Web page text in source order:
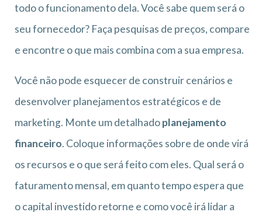
todo o funcionamento dela. Você sabe quem será o
seu fornecedor? Faça pesquisas de preços, compare
e encontre o que mais combina com a sua empresa.
Você não pode esquecer de construir cenários e
desenvolver planejamentos estratégicos e de
marketing. Monte um detalhadoplanejamento
financeiro. Coloque informações sobre de onde virá
os recursos e o que será feito com eles. Qual será o
faturamento mensal, em quanto tempo espera que
o capital investido retorne e como você irá lidar a